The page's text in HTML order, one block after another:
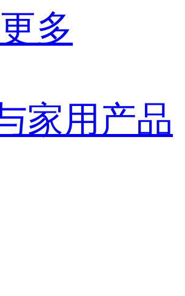
多
家用产品